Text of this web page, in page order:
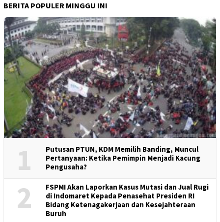
BERITA POPULER MINGGU INI
1
Putusan PTUN, KDM Memilih Banding, Muncul
Pertanyaan: Ketika Pemimpin Menjadi Kacung
Pengusaha?
2
FSPMI Akan Laporkan Kasus Mutasi dan Jual Rugi
di Indomaret Kepada Penasehat Presiden RI
Bidang Ketenagakerjaan dan Kesejahteraan
Buruh